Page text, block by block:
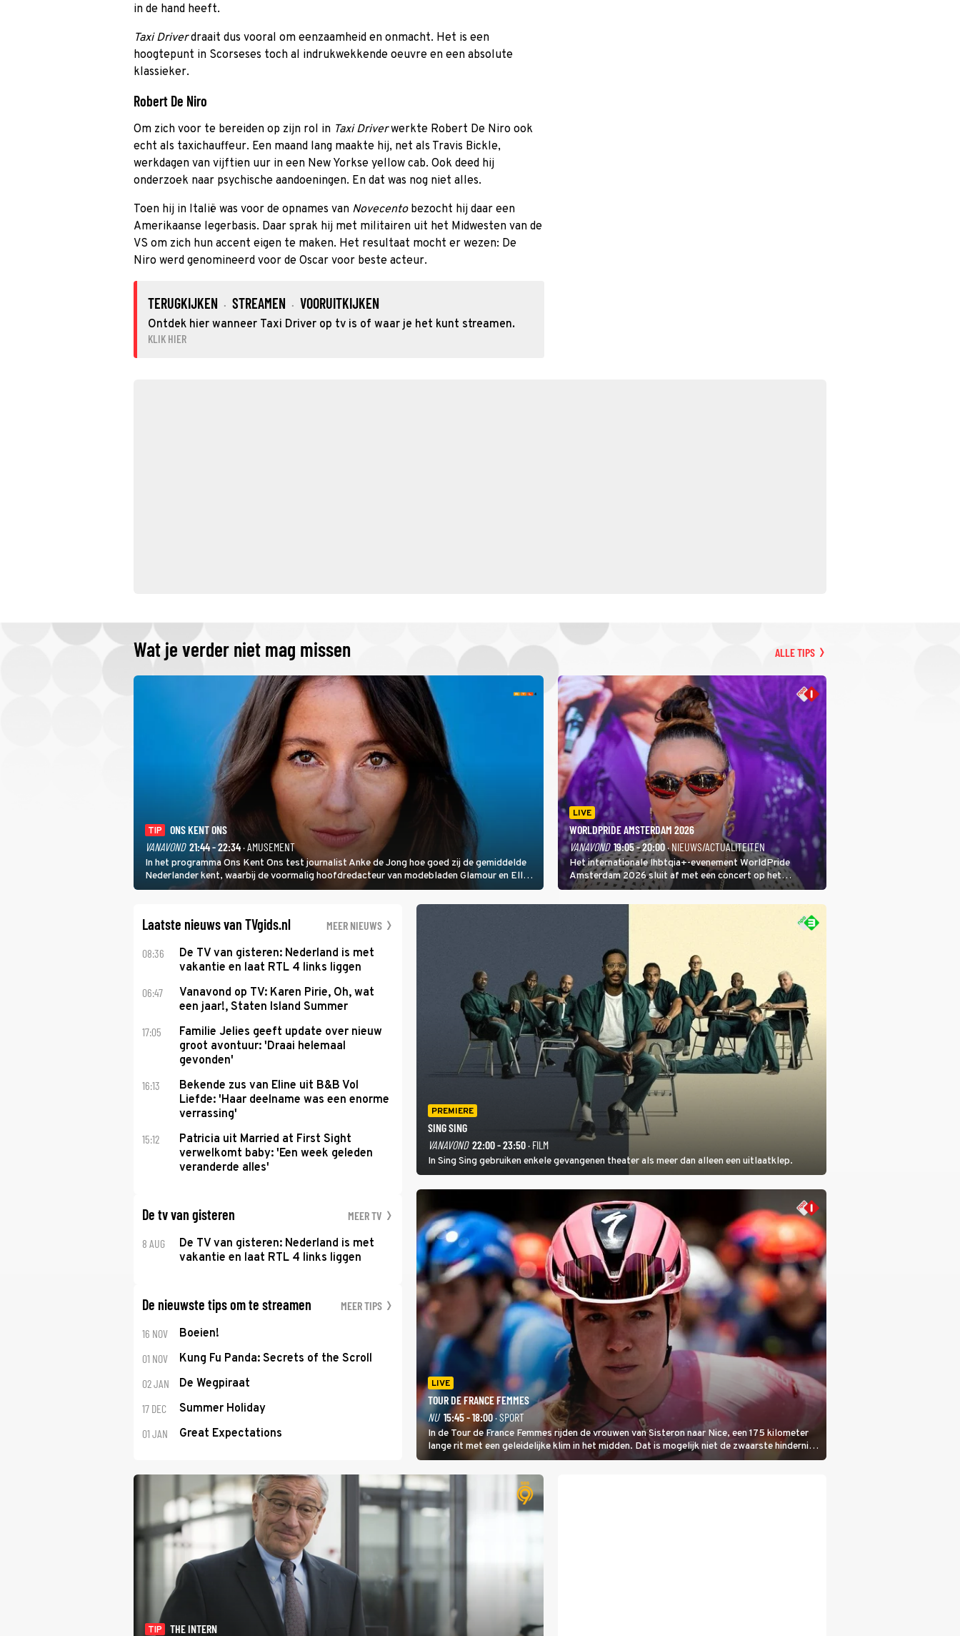
in de hand heeft.
Taxi Driverdraait dus vooral om eenzaamheid en onmacht. Het is een
hoogtepunt in Scorseses toch al indrukwekkende oeuvre en een absolute
klassieker.
Robert De Niro
Om zich voor te bereiden op zijn rol in Taxi Driverwerkte Robert De Niro ook
echt als taxichauffeur. Een maand lang maakte hij, net als Travis Bickle,
werkdagen van vijftien uur in een New Yorkse yellow cab. Ook deed hij
onderzoek naar psychische aandoeningen. En dat was nog niet alles.
Toen hij in Italië was voor de opnames van Novecento bezocht hij daar een
Amerikaanse legerbasis. Daar sprak hij met militairen uit het Midwesten van de
VS om zich hun accent eigen te maken. Het resultaat mocht er wezen: De
Niro werd genomineerd voor de Oscar voor beste acteur.
TERUGKIJKEN · STREAMEN · VOORUITKIJKEN
Ontdek hier wanneer Taxi Driver op tv is of waar je het kunt streamen.
KLIK HIER
Wat je verder niet mag missen ALLE TIPS
TIP
ONS KENT ONS
VANAVOND 21:44 - 22:34· AMUSEMENT
In het programma Ons Kent Ons test journalist Anke de Jong hoe goed zij de gemiddelde
Nederlander kent, waarbij de voormalig hoofdredacteur van modebladen Glamour en Elle
het samen met rapper Keizer opneemt tegen Edson da Graça en Marc-Marie Huijbregts.
LIVE
WORLDPRIDE AMSTERDAM 2026
VANAVOND 19:05 - 20:00· NIEUWS/ACTUALITEITEN
Het internationale lhbtqia+-evenement WorldPride
Amsterdam 2026 sluit af met een concert op het
Amsterdamse Museumplein. Anita Doth is een van de
optredende artiesten. In de jaren 90 veroverde ze de
Laatste nieuws van TVgids.nl MEER NIEUWS
08:36
De TV van gisteren: Nederland is met
vakantie en laat RTL 4 links liggen
06:47
Vanavond op TV: Karen Pirie, Oh, wat
een jaar!, Staten Island Summer
17:05
Familie Jelies geeft update over nieuw
groot avontuur: 'Draai helemaal
gevonden'
16:13
Bekende zus van Eline uit B&B Vol
Liefde: 'Haar deelname was een enorme
verrassing'
15:12
Patricia uit Married at First Sight
verwelkomt baby: 'Een week geleden
veranderde alles'
De tv van gisteren MEER TV
8 AUG
De TV van gisteren: Nederland is met
vakantie en laat RTL 4 links liggen
De nieuwste tips om te streamen MEER TIPS
16 NOV Boeien!
01 NOV Kung Fu Panda: Secrets of the Scroll
02 JAN De Wegpiraat
17 DEC Summer Holiday
01 JAN Great Expectations
PREMIERE
SING SING
VANAVOND 22:00 - 23:50· FILM
In Sing Sing gebruiken enkele gevangenen theater als meer dan alleen een uitlaatklep.
LIVE
TOUR DE FRANCE FEMMES
NU 15:45 - 18:00· SPORT
In de Tour de France Femmes rijden de vrouwen van Sisteron naar Nice, een 175 kilometer
lange rit met een geleidelijke klim in het midden. Dat is mogelijk niet de zwaarste hindernis,
dat is de temperatuur. Het kan in Nice namelijk bloedheet worden.
TIP THE INTERN